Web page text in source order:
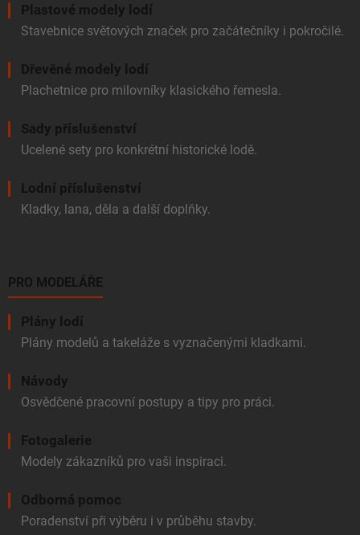
Plastové modely lodí
Stavebnice světových značek pro začátečníky i pokročilé.
Dřevěné modely lodí
Plachetnice pro milovníky klasického řemesla.
Sady příslušenství
Ucelené sety pro konkrétní historické lodě.
Lodní příslušenství
Kladky, lana, děla a další doplňky.
PRO MODELÁŘE
Plány lodí
Plány modelů a takeláže s vyznačenými kladkami.
Návody
Osvědčené pracovní postupy a tipy pro práci.
Fotogalerie
Modely zákazníků pro vaši inspiraci.
Odborná pomoc
Poradenství při výběru i v průběhu stavby.